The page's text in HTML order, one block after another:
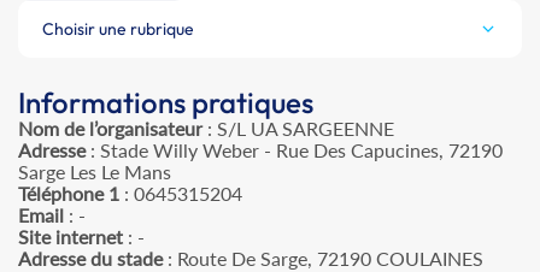
Choisir une rubrique
Informations pratiques
Nom de l’organisateur: S/L UA SARGEENNE
Adresse: Stade Willy Weber - Rue Des Capucines, 72190
Sarge Les Le Mans
Téléphone 1 : 0645315204
Email : -
Site internet : -
Adresse du stade: Route De Sarge, 72190 COULAINES